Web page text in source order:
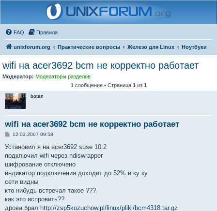
FAQ Правила
unixforum.org Практические вопросы Железо для Linux Ноутбуки
wifi на acer3692 bcm не корректно работает
Модератор: Модераторы разделов
1 сообщение • Страница 1 из 1
botan
wifi на acer3692 bcm не корректно работает
С
о
щ
е
и
е
12.03.2007 09:58
Установил я на acer3692 suse 10.2
подключил wifi через ndiswrapper
шифрование отключено
индикатор подключения доходит до 52% и ку ку
сети видны
кто нибудь встречал такое ???
как это испровить??
дрова брал http://zsp5kozuchow.pl/linux/pliki/bcm4318.tar.gz